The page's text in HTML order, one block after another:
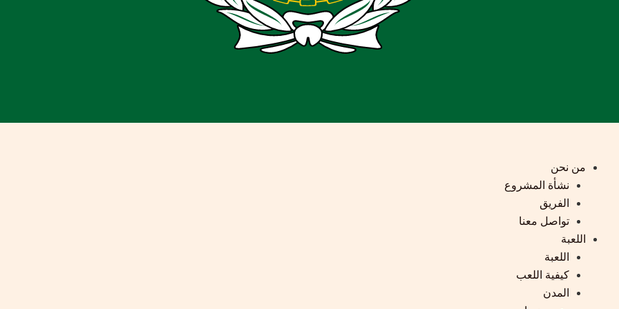
من نحن
نشأة المشروع
الفريق
تواصل معنا
اللعبة
اللعبة
كيفية اللعب
المدن